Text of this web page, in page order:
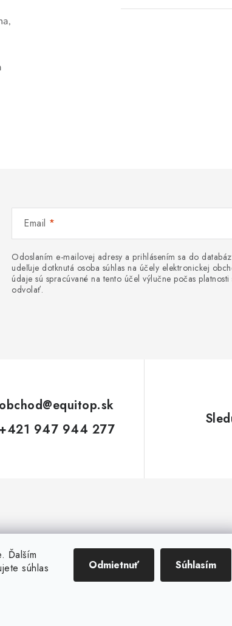
Ďalším
súhlas
Odmietnuť Súhlasím
Email
Odoslaním e-mailovej adresy a prihlásením sa do
udeľuje dotknutá osoba súhlas na účely elektronickej
údaje sú spracúvané na tento účel výlučne počas
odvolať.
obchod@equitop.sk
+421 947 944 277